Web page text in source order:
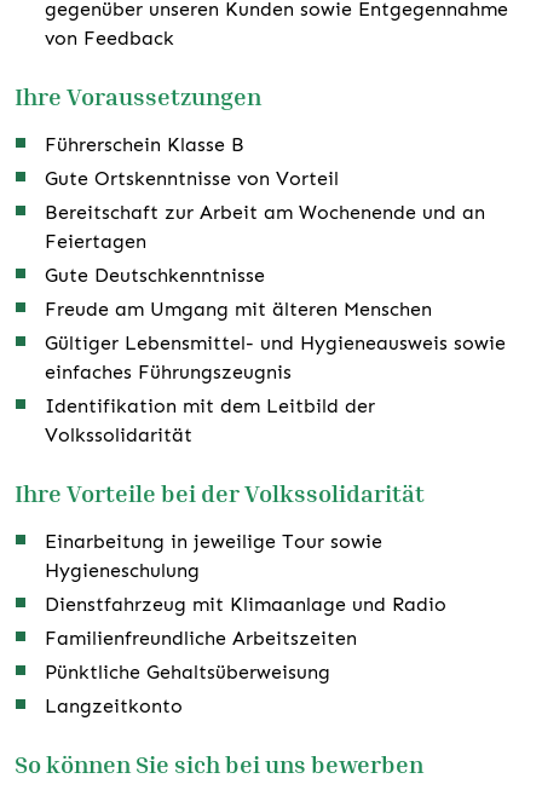
gegenüber unseren Kunden sowie Entgegennahme
von Feedback
Ihre Voraussetzungen
Führerschein Klasse B
Gute Ortskenntnisse von Vorteil
Bereitschaft zur Arbeit am Wochenende und an
Feiertagen
Gute Deutschkenntnisse
Freude am Umgang mit älteren Menschen
Gültiger Lebensmittel- und Hygieneausweis sowie
einfaches Führungszeugnis
Identifikation mit dem Leitbild der
Volkssolidarität
Ihre Vorteile bei der Volkssolidarität
Einarbeitung in jeweilige Tour sowie
Hygieneschulung
Dienstfahrzeug mit Klimaanlage und Radio
Familienfreundliche Arbeitszeiten
Pünktliche Gehaltsüberweisung
Langzeitkonto
So können Sie sich bei uns bewerben